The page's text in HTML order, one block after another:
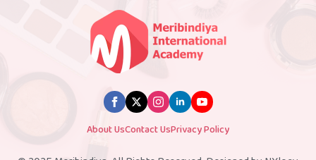
About UsContact UsPrivacy Policy